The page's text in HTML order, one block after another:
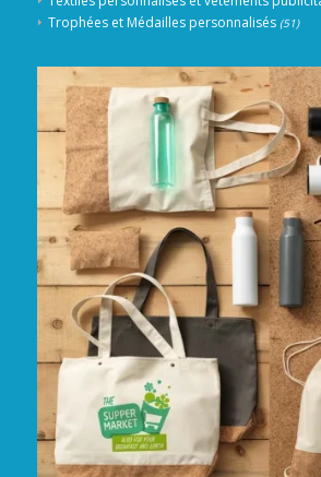
Trophées et Médailles personnalisés (51)